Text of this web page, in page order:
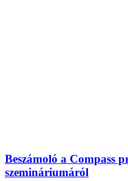
Beszámoló a Compass
szemináriumáról